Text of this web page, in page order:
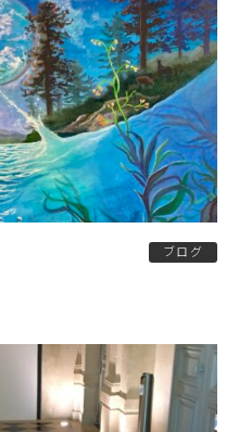
ブログ